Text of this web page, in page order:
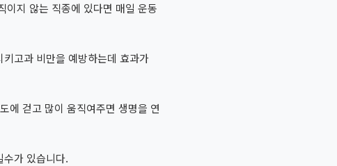
이지 않는 직종에 있다면 매일 운동
고과 비만을 예방하는데 효과가
에 걷고 많이 움직여주면 생명을 연
가 있습니다.